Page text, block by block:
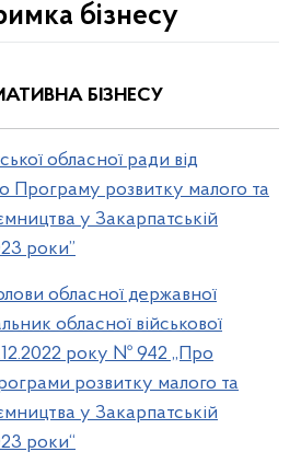
бізнесу
БІЗНЕСУ
обласної ради від
Програму розвитку малого та
у Закарпатській
роки”
обласної державної
обласної військової
року № 942 ,,Про
розвитку малого та
у Закарпатській
роки“